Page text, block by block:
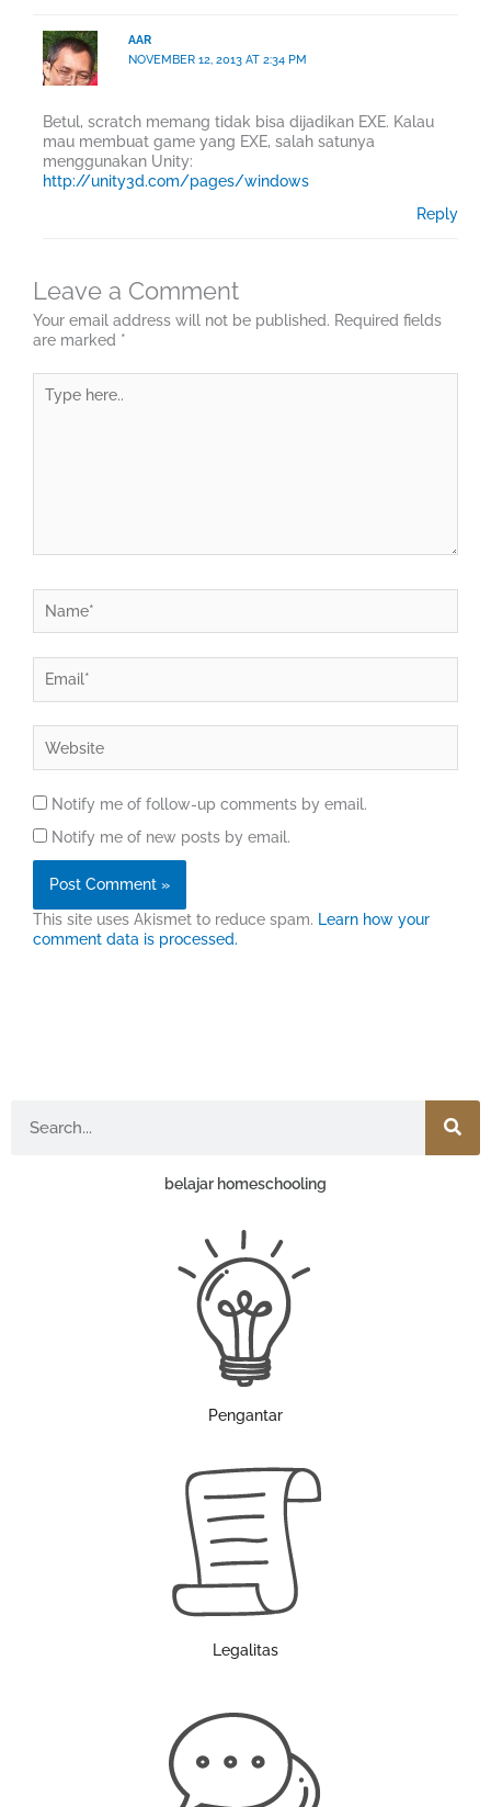
AAR
NOVEMBER 12, 2013 AT 2:34 PM
Betul, scratch memang tidak bisa dijadikan EXE. Kalau
mau membuat game yang EXE, salah satunya
menggunakan Unity:
http://unity3d.com/pages/windows
Reply
Leave a Comment
Your email address will not be published. Required fields
are marked *
here..
Notify me of follow-up comments by email.
Notify me of new posts by email.
This site uses Akismet to reduce spam. Learn how your
comment data is processed.
belajar homeschooling
Pengantar
Legalitas